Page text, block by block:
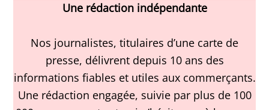
Une rédaction indépendante
Nos journalistes, titulaires d’une carte de
presse, délivrent depuis 10 ans des
informations fiables et utiles aux commerçants.
Une rédaction engagée, suivie par plus de 100